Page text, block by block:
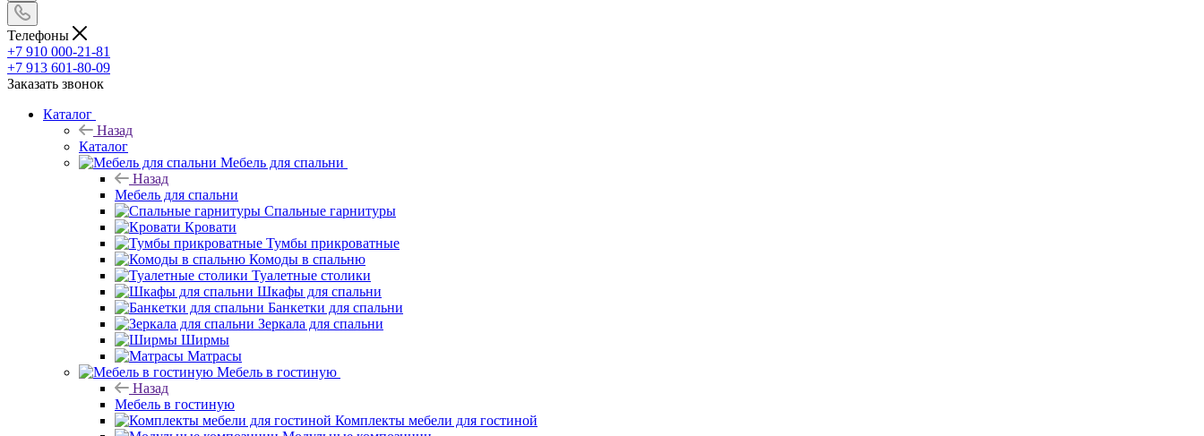
Телефоны
+7 910 000-21-81
+7 913 601-80-09
Заказать звонок
Каталог
Назад
Каталог
Мебель для спальни
Назад
Мебель для спальни
Спальные гарнитуры
Кровати
Тумбы прикроватные
Комоды в спальню
Туалетные столики
Шкафы для спальни
Банкетки для спальни
Зеркала для спальни
Ширмы
Матрасы
Мебель в гостиную
Назад
Мебель в гостиную
Комплекты мебели для гостиной